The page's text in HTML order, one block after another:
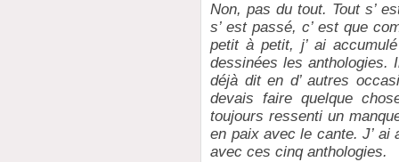
Non, pas du tout. Tout s’
s’ est passé, c’ est que
petit à petit, j’ ai
dessinées les anthologies.
déjà dit en d’ autres
devais faire quelque
toujours ressenti un
en paix avec le cante. J’
avec ces cinq anthologies.